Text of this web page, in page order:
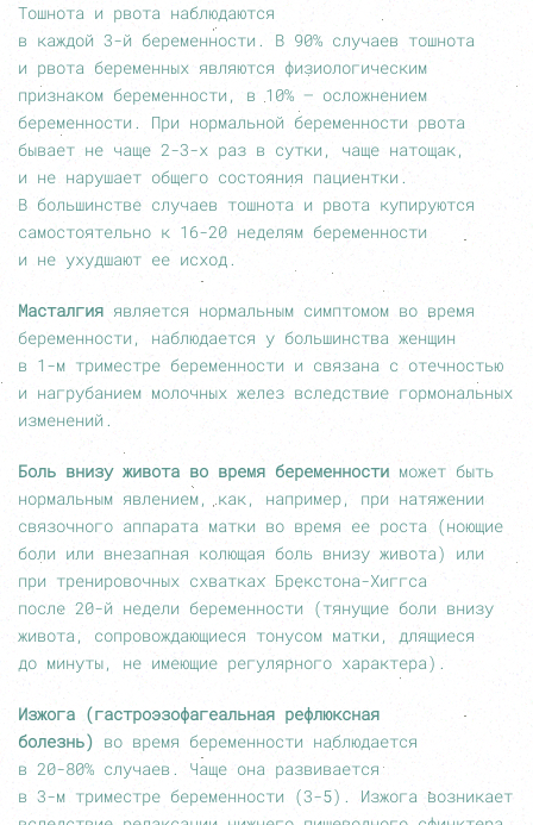
Тошнота и рвота наблюдаются
в каждой 3-й беременности. В 90% случаев тошнота
и рвота беременных являются физиологическим
признаком беременности, в 10% — осложнением
беременности. При нормальной беременности рвота
бывает не чаще 2-3-х раз в сутки, чаще натощак,
и не нарушает общего состояния пациентки.
В большинстве случаев тошнота и рвота купируются
самостоятельно к 16-20 неделям беременности
и не ухудшают ее исход.
Масталгия является нормальным симптомом во время
беременности, наблюдается у большинства женщин
в 1-м триместре беременности и связана с отечностью
и нагрубанием молочных желез вследствие гормональных
изменений.
Боль внизу живота во время беременности может быть
нормальным явлением, как, например, при натяжении
связочного аппарата матки во время ее роста (ноющие
боли или внезапная колющая боль внизу живота) или
при тренировочных схватках Брекстона-Хиггса
после 20-й недели беременности (тянущие боли внизу
живота, сопровождающиеся тонусом матки, длящиеся
до минуты, не имеющие регулярного характера).
Изжога (гастроэзофагеальная рефлюксная
болезнь) во время беременности наблюдается
в 20-80% случаев. Чаще она развивается
в 3-м триместре беременности (3-5).
Изжога возникает